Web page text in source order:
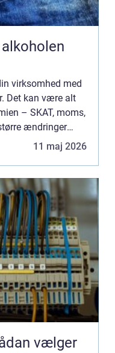
virksomhed med
Det kan være alt
– SKAT, moms,
ændringer
elle...
11 maj 2026